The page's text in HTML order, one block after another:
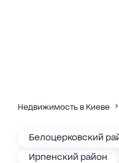
Недвижимость в Киеве
Белоцерковский
Ирпенский район